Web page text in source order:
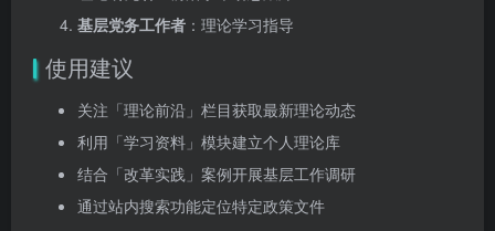
基层党务工作者 ：理论学习指导
使用建议
关注「理论前沿」栏目获取最新理论动态
利用「学习资料」模块建立个人理论库
结合「改革实践」案例开展基层工作调研
通过站内搜索功能定位特定政策文件